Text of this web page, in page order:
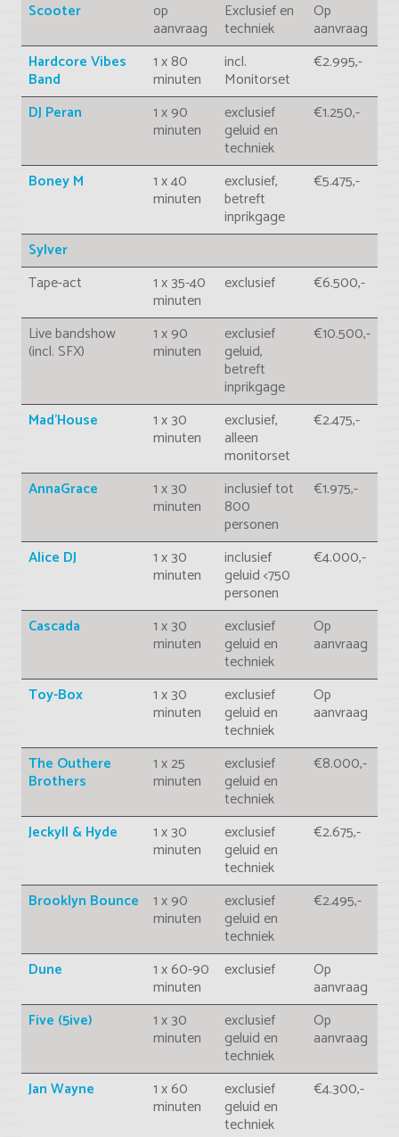
Scooter op
aanvraag
Exclusief en
techniek
Op
aanvraag
Hardcore Vibes
Band
1 x 80
minuten
incl.
Monitorset
€2.995,-
DJ Peran 1 x 90
minuten
exclusief
geluid en
techniek
€1.250,-
Boney M 1 x 40
minuten
exclusief,
betreft
inprikgage
€5.475,-
Sylver
Tape-act
1 x 35-40
minuten
exclusief €6.500,-
Live bandshow
(incl. SFX)
1 x 90
minuten
exclusief
geluid,
betreft
inprikgage
€10.500,-
Mad'House 1 x 30
minuten
exclusief,
alleen
monitorset
€2.475,-
AnnaGrace 1 x 30
minuten
inclusief tot
800
personen
€1.975,-
Alice DJ 1 x 30
minuten
inclusief
geluid <750
personen
€4.000,-
Cascada 1 x 30
minuten
exclusief
geluid en
techniek
Op
aanvraag
Toy-Box 1 x 30
minuten
exclusief
geluid en
techniek
Op
aanvraag
The Outhere
Brothers
1 x 25
minuten
exclusief
geluid en
techniek
€8.000,-
Jeckyll & Hyde 1 x 30
minuten
exclusief
geluid en
techniek
€2.675,-
Brooklyn Bounce 1 x 90
minuten
exclusief
geluid en
techniek
€2.495,-
Dune 1 x 60-90
minuten
exclusief Op
aanvraag
Five (5ive)
1 x 30
minuten
exclusief
geluid en
techniek
Op
aanvraag
Jan Wayne 1 x 60
minuten
exclusief
geluid en
techniek
€4.300,-